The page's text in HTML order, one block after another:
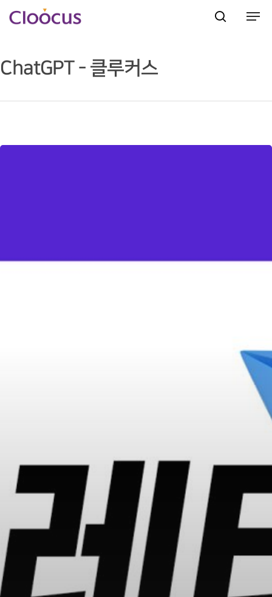
Hit enter to search or ESC to close
ChatGPT - 클루커스